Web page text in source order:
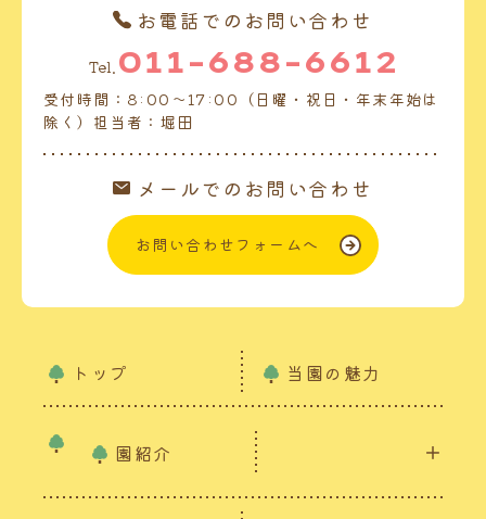
お電話でのお問い合わせ
Tel. 011-688-6612
受付時間：8:00～17:00（日曜・祝日・年末年始は
除く）担当者：堀田
メールでのお問い合わせ
お問い合わせフォームへ
トップ 当園の魅力
園紹介